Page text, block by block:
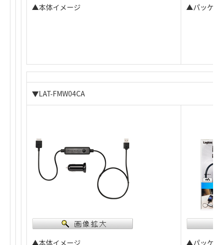
▲本体イメージ ▲パッケー
▼LAT-FMW04CA
▲本体イメージ ▲パッケー